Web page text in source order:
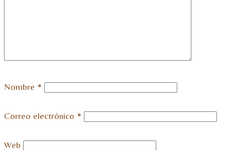
Nombre *
Correo electrónico *
Web